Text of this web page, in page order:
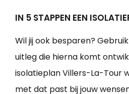
IN 5 STAPPEN EEN
Wil jij ook besparen?
uitleg die hierna komt
isolatieplan Villers-La-Tour
met dat past bij jouw